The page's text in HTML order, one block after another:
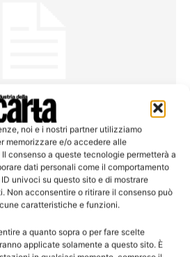
noi e i nostri partner utilizziamo
memorizzare e/o accedere alle
consenso a queste tecnologie permetterà a
dati personali come il comportamento
univoci su questo sito e di mostrare
Non acconsentire o ritirare il consenso può
caratteristiche e funzioni.
a quanto sopra o per fare scelte
applicate solamente a questo sito. È
euro per la miglior tesi
da inviare entro e non oltre il 31